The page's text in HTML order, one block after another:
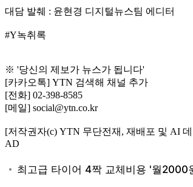
대담 발췌 : 윤현경 디지털뉴스팀 에디터
#Y녹취록
※ '당신의 제보가 뉴스가 됩니다'
[카카오톡] YTN 검색해 채널 추가
[전화] 02-398-8585
[메일] social@ytn.co.kr
[저작권자(c) YTN 무단전재, 재배포 및 AI
AD